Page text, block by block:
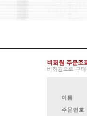
비회원 주문조
비회원으로 구
이름
주문번호